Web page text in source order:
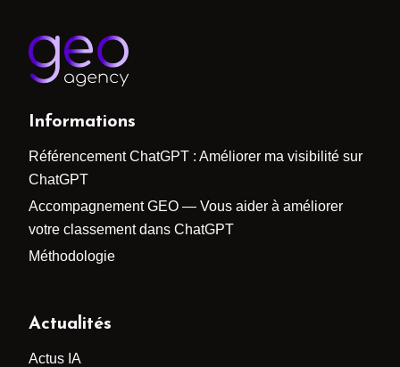
Informations
Référencement ChatGPT : Améliorer ma visibilité sur
ChatGPT
Accompagnement GEO — Vous aider à améliorer
votre classement dans ChatGPT
Méthodologie
Actualités
Actus IA